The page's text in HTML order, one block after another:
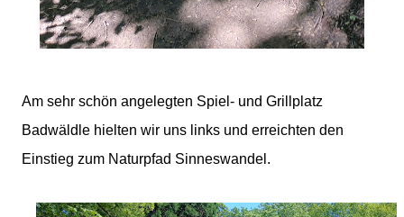
Am sehr schön angelegten Spiel- und Grillplatz
Badwäldle hielten wir uns links und erreichten den
Einstieg zum Naturpfad Sinneswandel.